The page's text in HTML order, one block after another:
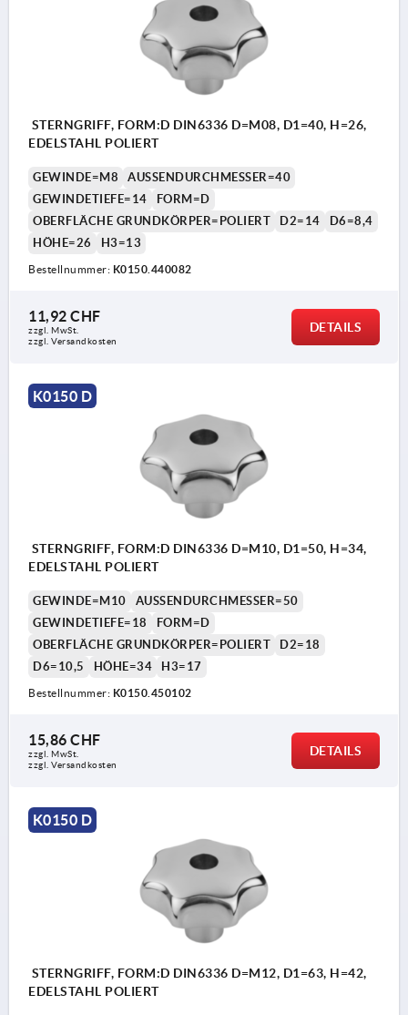
STERNGRIFF, FORM:D DIN6336 D=M08, D1=40, H=26,
EDELSTAHL POLIERT
GEWINDE=M8
AUSSENDURCHMESSER=40
GEWINDETIEFE=14
FORM=D
OBERFLÄCHE GRUNDKÖRPER=POLIERT
D2=14
D6=8,4
HÖHE=26
H3=13
Bestellnummer: K0150.440082
11,92 CHF
zzgl. MwSt.
zzgl. Versandkosten
DETAILS
K0150 D
STERNGRIFF, FORM:D DIN6336 D=M10, D1=50, H=34,
EDELSTAHL POLIERT
GEWINDE=M10
AUSSENDURCHMESSER=50
GEWINDETIEFE=18
FORM=D
OBERFLÄCHE GRUNDKÖRPER=POLIERT
D2=18
D6=10,5
HÖHE=34 H3=17
Bestellnummer: K0150.450102
15,86 CHF
zzgl. MwSt.
zzgl. Versandkosten
DETAILS
K0150 D
STERNGRIFF, FORM:D DIN6336 D=M12, D1=63, H=42,
EDELSTAHL POLIERT